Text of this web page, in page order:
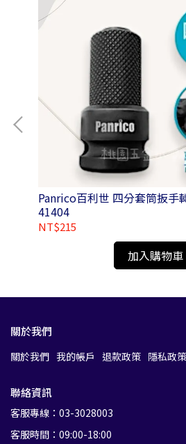
Panrico百利世 四分套筒扳手轉六
41404
NT$215
加入購物車
關於我們
關於我們 我的帳戶 退款政策 隱私政策
聯絡資訊
客服專線：03-3028003
客服時間：09:00-18:00